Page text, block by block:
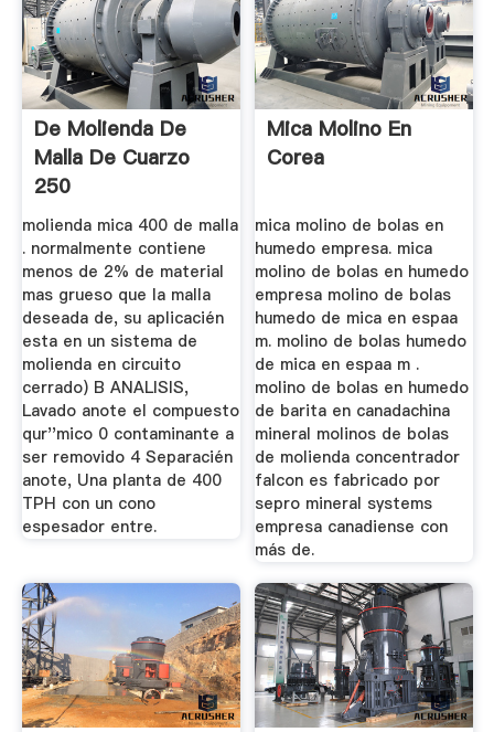
De Molienda De
Malla De Cuarzo
250
molienda mica 400 de malla
. normalmente contiene
menos de 2% de material
mas grueso que la malla
deseada de, su aplicacién
esta en un sistema de
molienda en circuito
cerrado) B ANALISIS,
Lavado anote el compuesto
qur''mico 0 contaminante a
ser removido 4 Separacién
anote, Una planta de 400
TPH con un cono
espesador entre.
Mica Molino En
Corea
mica molino de bolas en
humedo empresa. mica
molino de bolas en humedo
empresa molino de bolas
humedo de mica en espaa
m. molino de bolas humedo
de mica en espaa m .
molino de bolas en humedo
de barita en canadachina
mineral molinos de bolas
de molienda concentrador
falcon es fabricado por
sepro mineral systems
empresa canadiense con
más de.